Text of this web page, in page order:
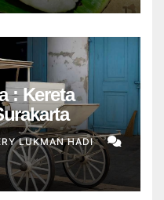
: Kereta
LUKMAN HADI